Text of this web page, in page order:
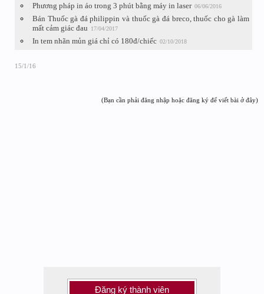
Phương pháp in áo trong 3 phút bằng máy in laser 06/06/2016
Bán Thuốc gà đá philippin và thuốc gà đá breco, thuốc cho gà làm
mất cảm giác đau
17/04/2017
In tem nhãn mủn giá chỉ có 180đ/chiếc 02/10/2018
15/1/16
(Bạn cần phải đăng nhập hoặc đăng ký để viết bài ở đây)
Đăng ký thành viên